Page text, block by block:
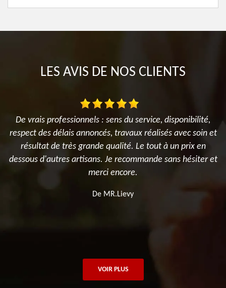
LES AVIS DE NOS CLIENTS
De vrais professionnels : sens du service, disponibilité,
respect des délais annoncés, travaux réalisés avec soin et
résultat de très grande qualité. Le tout à un prix en
dessous d'autres artisans. Je recommande sans hésiter et
merci encore.
De MR.Lievy
VOIR PLUS